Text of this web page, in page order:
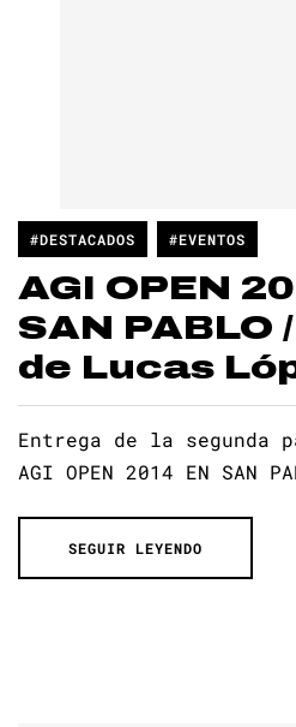
#DESTACADOS #EVENTOS
AGI OPEN
SAN PABLO
de Lucas
Entrega de la segunda
AGI OPEN 2014 EN SAN
SEGUIR LEYENDO